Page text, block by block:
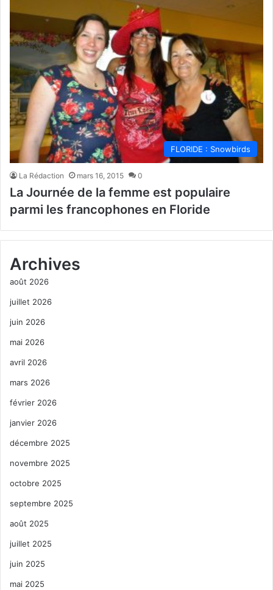
FLORIDE : Snowbirds
La Rédaction mars 16, 2015 0
La Journée de la femme est populaire
parmi les francophones en Floride
Archives
août 2026
juillet 2026
juin 2026
mai 2026
avril 2026
mars 2026
février 2026
janvier 2026
décembre 2025
novembre 2025
octobre 2025
septembre 2025
août 2025
juillet 2025
juin 2025
mai 2025